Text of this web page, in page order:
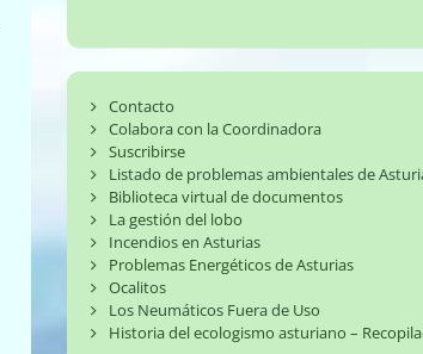
Contacto
Colabora con la Coordinadora
Suscribirse
Listado de problemas ambientales de
Biblioteca virtual de documentos
La gestión del lobo
Incendios en Asturias
Problemas Energéticos de Asturias
Ocalitos
Los Neumáticos Fuera de Uso
Historia del ecologismo asturiano –